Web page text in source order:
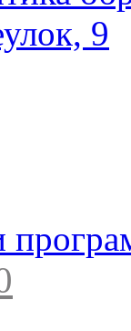
9